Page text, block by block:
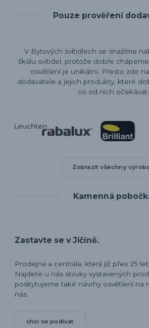
Pouze prověření
V Bytových svítidlech se snažíme
škálu svítidel, protože dobře
osvětlení je unikátní. Přesto zde
dodavatele a jejich produkty, které
co od nich očekávat.
Zobrazit všechny
Kamenná
Zastavte se v Jičíně.
Prodejna a centrála, která již přes 25
Najdete u nás stovky vystavených
poskytujeme také návrhy osvětlení na
nás.
chci se podívat